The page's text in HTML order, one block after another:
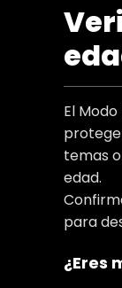
El
temas
edad.
para
¿Eres